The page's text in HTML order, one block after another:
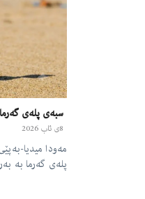
سبەی پلەی
8ی ئاب 2026
مەودا میدیا-
پلەی گەرما بە